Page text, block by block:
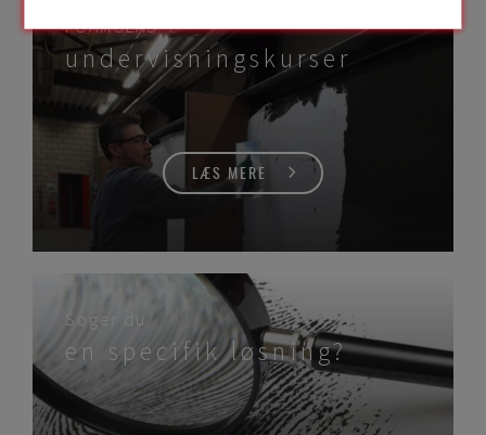
FOAMGLAS®
undervisningskurser
LÆS MERE
Søger du
en specifik løsning?